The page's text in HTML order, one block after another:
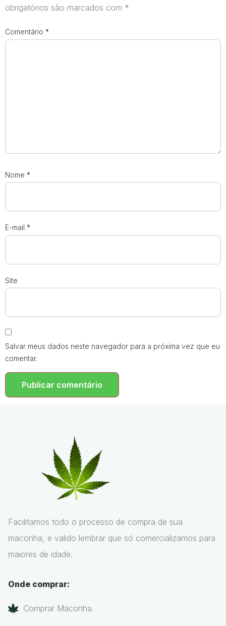
obrigatórios são marcados com *
Comentário *
Nome *
E-mail *
Site
Salvar meus dados neste navegador para a próxima vez que eu
comentar.
Facilitamos todo o processo de compra de sua
maconha, e valido lembrar que só comercializamos para
maiores de idade.
Onde comprar:
Comprar Maconha